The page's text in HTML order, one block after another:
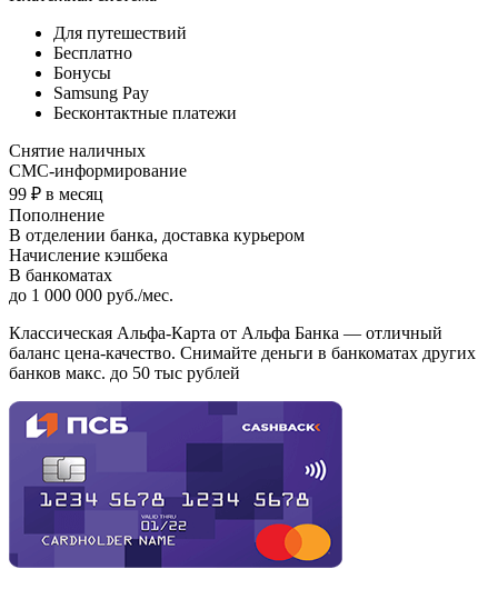
Для путешествий
Бесплатно
Бонусы
Samsung Pay
Бесконтактные платежи
Снятие наличных
СМС-информирование
99 ₽ в месяц
Пополнение
В отделении банка, доставка курьером
Начисление кэшбека
В банкоматах
до 1 000 000 руб./мес.
Классическая Альфа-Карта от Альфа Банка — отличный
баланс цена-качество. Снимайте деньги в банкоматах других
банков макс. до 50 тыс рублей